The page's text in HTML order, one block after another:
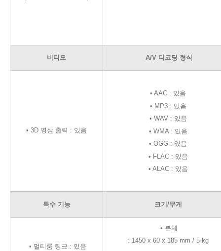
비디오 A/V 디코딩 형식
• 3D 영상 출력 : 있음
• AAC : 있음
• MP3 : 있음
• WAV : 있음
• WMA : 있음
• OGG : 있음
• FLAC : 있음
• ALAC : 있음
특수 기능 크기/무게
• 멀티룸 링크 : 있음
• 본체
: 1450 x 60 x 185 mm / 5 kg